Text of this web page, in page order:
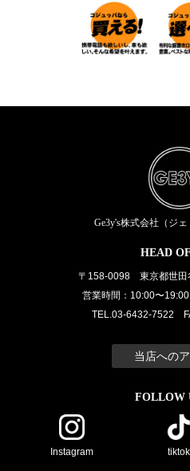
Ge3y's株式会社（ジェ
HEAD
〒158-0098 東京都世田
営業時間：10:00〜
TEL.03-6432-7522
当店への
FOLLOW
Instagram tiktok